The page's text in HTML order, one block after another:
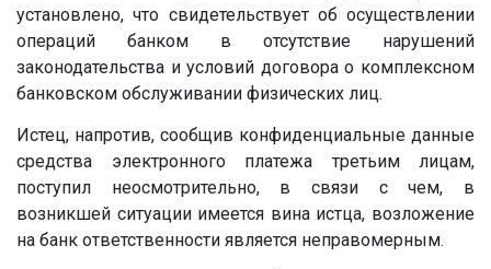
установлено, что свидетельствует об осуществлении
операций банком в отсутствие нарушений
законодательства и условий договора о комплексном
банковском обслуживании физических лиц.
Истец, напротив, сообщив конфиденциальные данные
средства электронного платежа третьим лицам,
поступил неосмотрительно, в связи с чем, в
возникшей ситуации имеется вина истца, возложение
на банк ответственности является неправомерным.